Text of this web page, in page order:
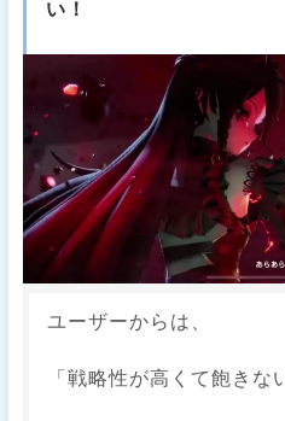
い！
ユーザーからは、
「戦略性が高くて飽きな